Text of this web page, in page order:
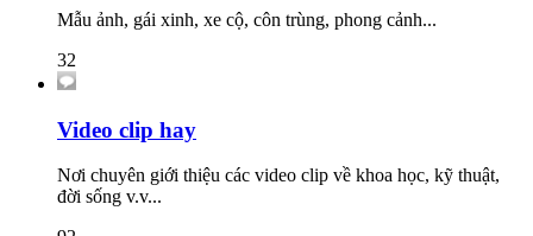
Mẫu ảnh, gái xinh, xe cộ, côn trùng, phong cảnh...
32
Video clip hay
Nơi chuyên giới thiệu các video clip về khoa học, kỹ thuật,
đời sống v.v...